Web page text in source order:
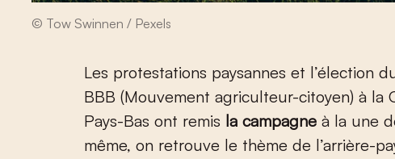
© Tow Swinnen / Pexels
Les protestations paysannes et l’élection
BBB (Mouvement agriculteur-citoyen) à la
Pays-Bas ont remis la campagne à la une
même, on retrouve le thème de l’arrière-